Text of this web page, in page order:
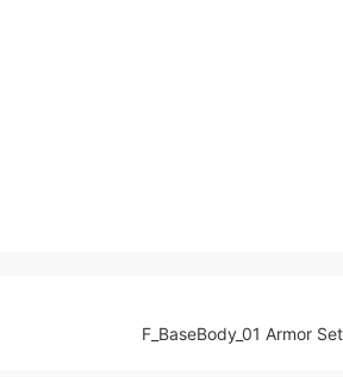
F_BaseBody_01 Armor